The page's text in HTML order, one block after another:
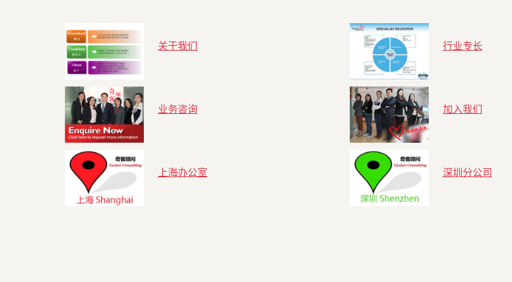
关于我们 行业专长
业务咨询 加入我们
上海办公室 深圳分公司